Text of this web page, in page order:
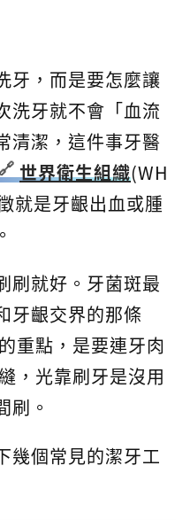
牙，而是要怎麼讓
洗牙就不會「血流
清潔，這件事牙醫
世界衛生組織(WH
就是牙齦出血或腫
刷就好。牙菌斑最
牙齦交界的那條
重點，是要連牙肉
，光靠刷牙是沒用
刷。
幾個常見的潔牙工